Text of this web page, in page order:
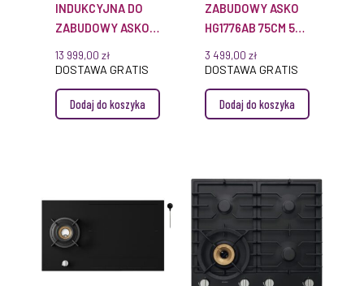
INDUKCYJNA DO
ZABUDOWY ASKO
CELSIUS°COOKING
83 CM
AUTOMATYCZNY
13 999,00 zł
DOSTAWA GRATIS
Dodaj do koszyka
ZABUDOWY ASKO
HG1776AB 75CM 5
WOK CZARNA
3 499,00 zł
DOSTAWA GRATIS
Dodaj do koszyka